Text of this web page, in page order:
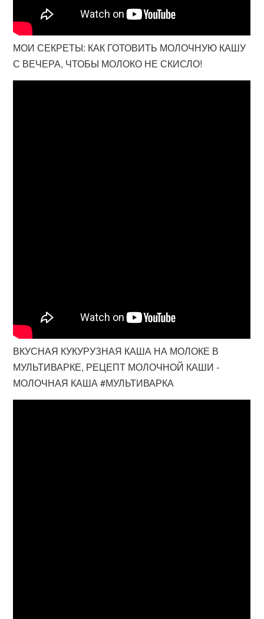
МОИ СЕКРЕТЫ: КАК ГОТОВИТЬ МОЛОЧНУЮ КАШУ
С ВЕЧЕРА, ЧТОБЫ МОЛОКО НЕ СКИСЛО!
ВКУСНАЯ КУКУРУЗНАЯ КАША НА МОЛОКЕ В
МУЛЬТИВАРКЕ, РЕЦЕПТ МОЛОЧНОЙ КАШИ -
МОЛОЧНАЯ КАША #МУЛЬТИВАРКА